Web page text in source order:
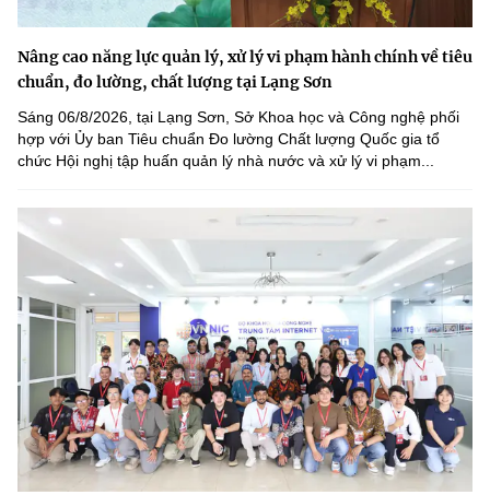
Nâng cao năng lực quản lý, xử lý vi phạm hành chính về tiêu
chuẩn, đo lường, chất lượng tại Lạng Sơn
Sáng 06/8/2026, tại Lạng Sơn, Sở Khoa học và Công nghệ phối
hợp với Ủy ban Tiêu chuẩn Đo lường Chất lượng Quốc gia tổ
chức Hội nghị tập huấn quản lý nhà nước và xử lý vi phạm...